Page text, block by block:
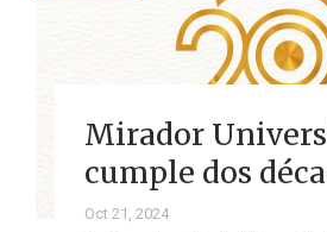
Mirador
cumple dos
Oct 21, 2024